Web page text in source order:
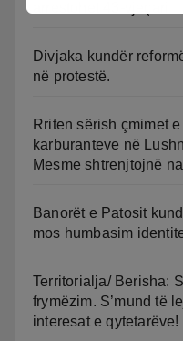
Divjaka kundër
në protestë.
Rriten sërish çmimet
karburanteve në
Mesme shtrenjtojnë
Banorët e Patosit
mos humbasim
Territorialja/ Berisha:
frymëzim. S’mund të
interesat e